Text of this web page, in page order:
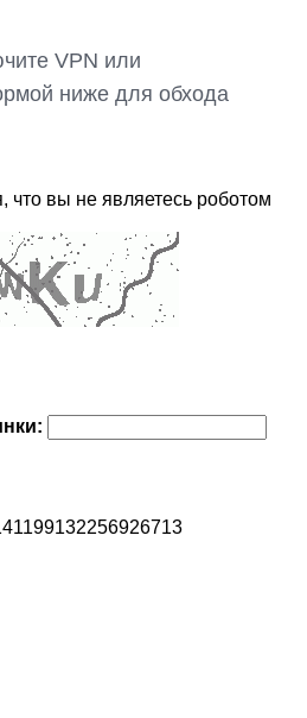
VPN или
ниже для обхода
что вы не являетесь роботом